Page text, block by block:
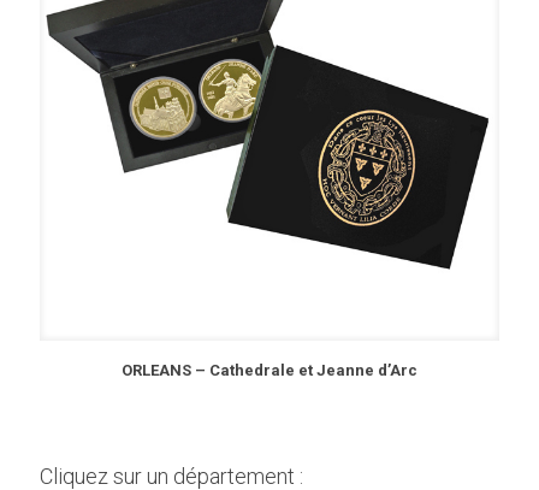
ORLEANS – Cathedrale et Jeanne d’Arc
Cliquez sur un département :